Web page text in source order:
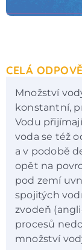
CELÁ
Množství
konstantní,
Vodu
voda se též
a v podobě
opět na
pod zemí
spojitých
zvodeň
procesů
množství